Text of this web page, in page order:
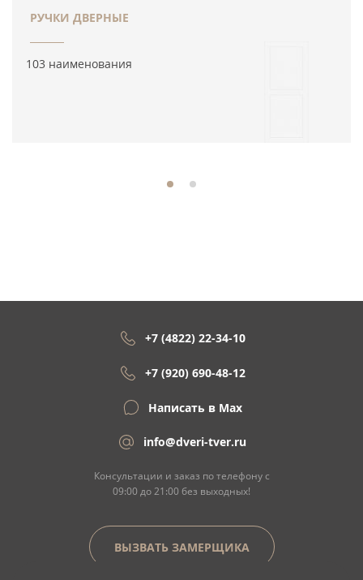
РУЧКИ ДВЕРНЫЕ
103 наименования
+7 (4822) 22-34-10
+7 (920) 690-48-12
Написать в Max
info@dveri-tver.ru
Консультации и заказ по телефону с
09:00 до 21:00 без выходных!
ВЫЗВАТЬ ЗАМЕРЩИКА